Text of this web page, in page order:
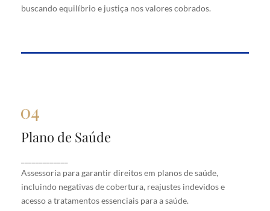
buscando equilíbrio e justiça nos valores cobrados.
Plano de Saúde
Assessoria para garantir direitos em planos de saúde,
incluindo negativas de cobertura, reajustes indevidos e
acesso a tratamentos essenciais para a saúde.
Plano de Saúde
saúde, incluindo negativas de cobertura, reajustes
indevidos e acesso a tratamentos essenciais para a
saúde.